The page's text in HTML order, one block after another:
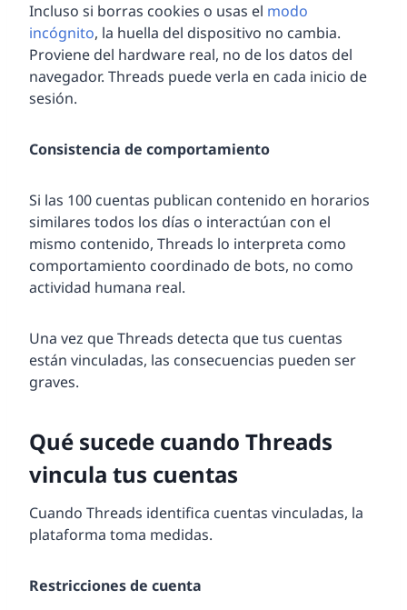
Incluso si borras cookies o usas el modo
incógnito, la huella del dispositivo no cambia.
Proviene del hardware real, no de los datos del
navegador. Threads puede verla en cada inicio de
sesión.
Consistencia de comportamiento
Si las 100 cuentas publican contenido en horarios
similares todos los días o interactúan con el
mismo contenido, Threads lo interpreta como
comportamiento coordinado de bots, no como
actividad humana real.
Una vez que Threads detecta que tus cuentas
están vinculadas, las consecuencias pueden ser
graves.
Qué sucede cuando Threads
vincula tus cuentas
Cuando Threads identifica cuentas vinculadas, la
plataforma toma medidas.
Restricciones de cuenta